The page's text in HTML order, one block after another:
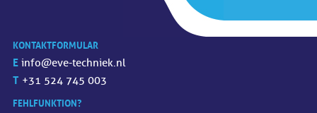
KONTAKTFORMULAR
E info@eve-techniek.nl
T +31 524 745 003
FEHLFUNKTION?